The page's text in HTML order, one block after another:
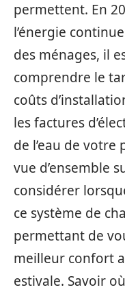
permettent. En
l’énergie
des ménages, il
comprendre le
coûts
les factures
de l’eau de votre
vue d’ensemble
considérer
ce système de
permettant de
meilleur confort
estivale. Savoir